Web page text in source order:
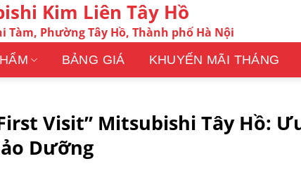
Kim Liên Tây Hồ
Tàm, Phường Tây Hồ, Thành phố Hà Nội
BẢNG GIÁ KHUYẾN MÃI THÁNG
Visit” Mitsubishi Tây Hồ:
Dưỡng